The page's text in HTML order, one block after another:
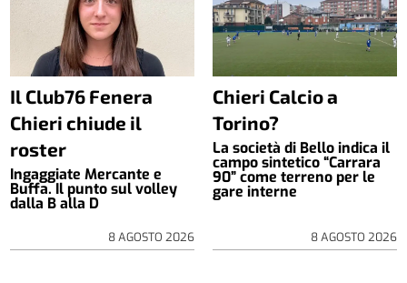
Il Club76 Fenera
Chieri chiude il
roster
Ingaggiate Mercante e
Buffa. Il punto sul volley
dalla B alla D
8 AGOSTO 2026
Chieri Calcio a
Torino?
La società di Bello indica il
campo sintetico “Carrara
90” come terreno per le
gare interne
8 AGOSTO 2026